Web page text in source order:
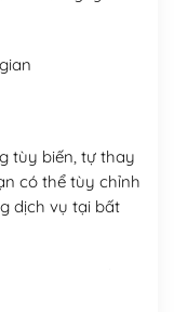
tùy biến, tự thay
có thể tùy chỉnh
dịch vụ tại bất